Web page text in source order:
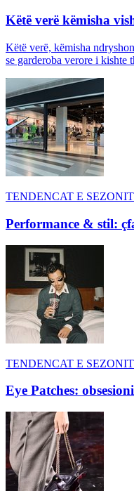
Këtë verë këmisha
Këtë verë, këmisha
se garderoba verore i kishte
TENDENCAT E SEZONIT
Performance & stil:
TENDENCAT E SEZONIT
Eye Patches: